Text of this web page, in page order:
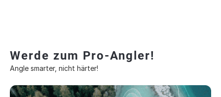
Werde zum Pro-Angler!
Angle smarter, nicht härter!